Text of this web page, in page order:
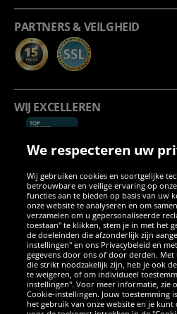
PARTNERS & VEILGHEID
WIJ EXCELLEREN
SOCIALE MEDIA
FacebookInstagram
WhatsApp
TikTokTwitter
APPS
We respecteren uw
Wij gebruiken cookies en soortgelijke
betrouwbare en veilige ervaring op
functies aan te bieden op basis van uw
onze website te analyseren en om
verzamelen om u gepersonaliseerde
toestaan" te klikken, stem je in met het
de doeleinden die afzonderlijk zijn
instellingen" en ons Privacybeleid en
gegevens door ons of door derden.
die strikt noodzakelijk zijn, heb je ook
te weigeren, of om individueel
instellingen". Voor meer informatie, zie
Cookie-instellingen. Jouw toestemming
het gebruik van onze website en je